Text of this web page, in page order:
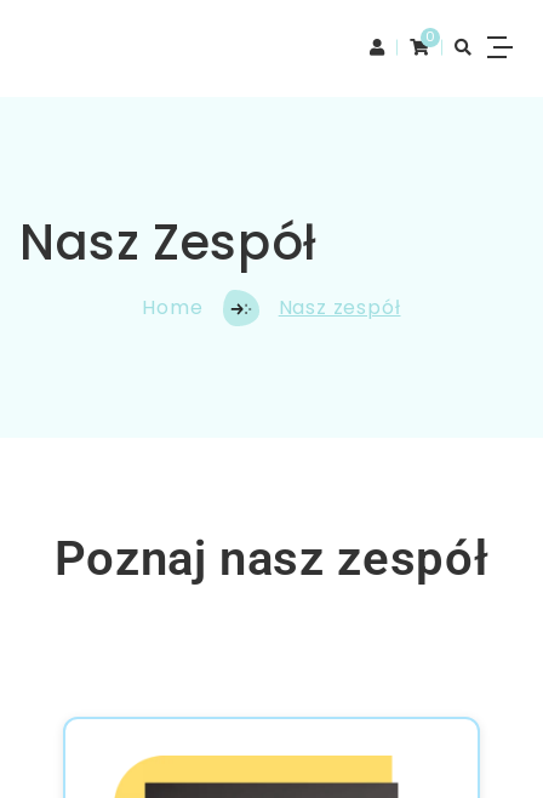
0
Nasz Zespół
Home Nasz zespół
Poznaj nasz zespół